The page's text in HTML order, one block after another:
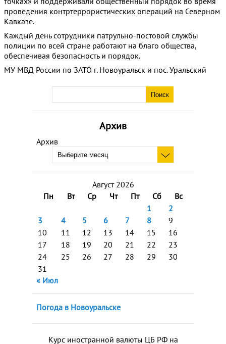
Архив
Архив
Август 2026
Пн
Вт Ср Чт Пт Сб
Вс
1
2
3
4 5 6 7 8
9
10
11 12 13 14 15
16
17
18 19 20 21 22
23
24
25 26 27 28 29
30
31
« Июл
Погода в Новоуральске
Курс иностранной валюты ЦБ РФ на
проведения контртеррористических операций на Северном
Кавказе.
Каждый день сотрудники патрульно-постовой службы
полиции по всей стране работают на благо общества,
обеспечивая безопасность и порядок.
МУ МВД России по ЗАТО г. Новоуральск и пос. Уральский